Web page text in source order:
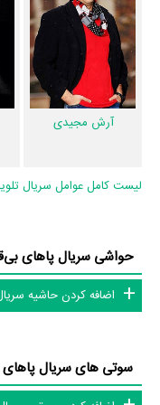
دیالوگ برتر سریال پاهای
پاهای بی‌قرار هنوز موردی
نیستیم؛ باید به‌کمک
بانک اطلاعات هنرمندان و
آرش مجیدی
لیست کامل عوامل سریال
حواشی سریال پاهای بی‌قرار (0
اضافه کردن حاشیه
سوتی های سریال پاهای